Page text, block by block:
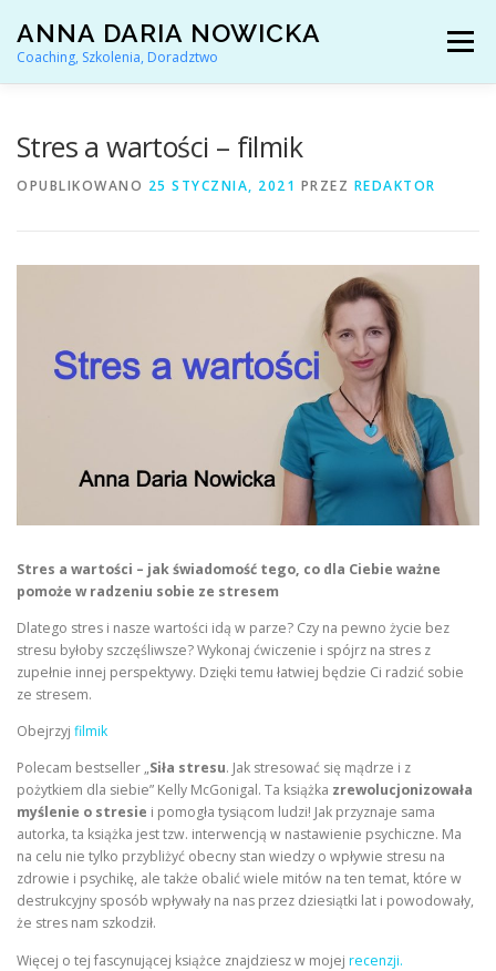
treści
ANNA DARIA NOWICKA
Coaching, Szkolenia, Doradztwo
Menu
REFERENCJE O MNIE
KONTAKT
Stres a wartości – filmik
OPUBLIKOWANO 25 STYCZNIA, 2021 PRZEZ REDAKTOR
Stres a wartości – jak świadomość tego, co dla Ciebie ważne
pomoże w radzeniu sobie ze stresem
Dlatego stres i nasze wartości idą w parze? Czy na pewno życie bez
stresu byłoby szczęśliwsze? Wykonaj ćwiczenie i spójrz na stres z
zupełnie innej perspektywy. Dzięki temu łatwiej będzie Ci radzić sobie
ze stresem.
Obejrzyj filmik
Polecam bestseller „Siła stresu. Jak stresować się mądrze i z
pożytkiem dla siebie” Kelly McGonigal. Ta książka zrewolucjonizowała
myślenie o stresie i pomogła tysiącom ludzi! Jak przyznaje sama
autorka, ta książka jest tzw. interwencją w nastawienie psychiczne. Ma
na celu nie tylko przybliżyć obecny stan wiedzy o wpływie stresu na
zdrowie i psychikę, ale także obalić wiele mitów na ten temat, które w
destrukcyjny sposób wpływały na nas przez dziesiątki lat i powodowały,
że stres nam szkodził.
Więcej o tej fascynującej książce znajdziesz w mojej recenzji.